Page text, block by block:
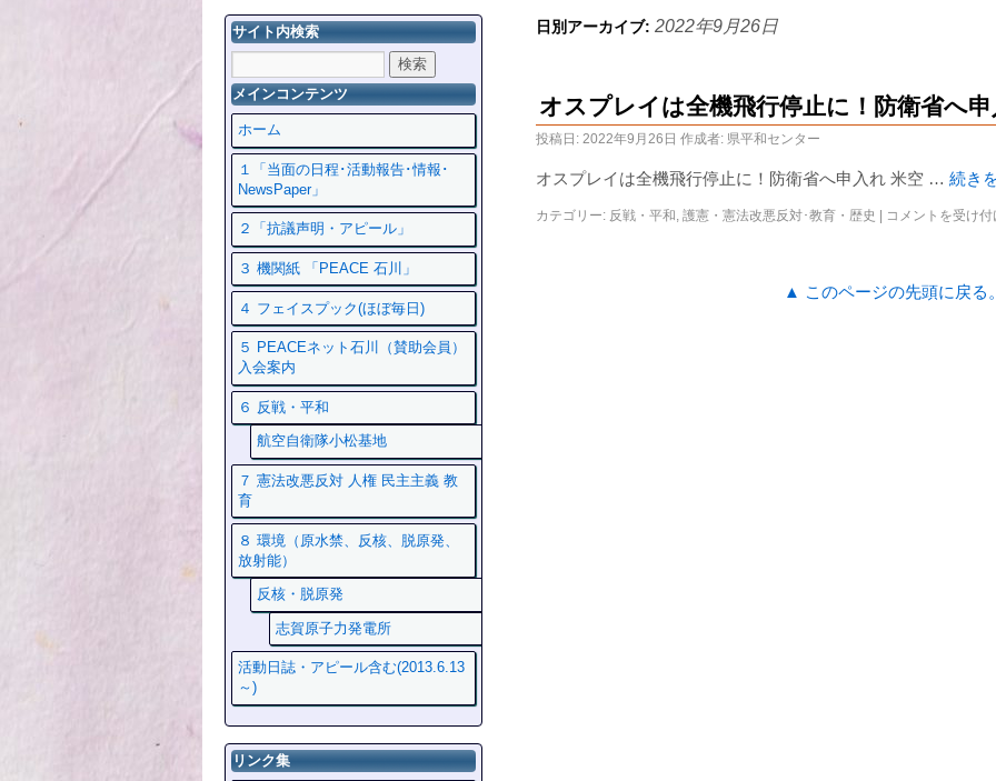
日別アーカイブ: 2022年9月26日
オスプレイは全機飛行停止に！防衛省へ
投稿日: 2022年9月26日 作成者: 県平和センター
オスプレイは全機飛行停止に！防衛省へ申入れ 米空 … 続き
カテゴリー: 反戦・平和, 護憲・憲法改悪反対･教育・歴史 コメントを受け
▲ このページの先頭に戻
サイト内検索
メインコンテンツ
ホーム
１「当面の日程･活動報告･情報･
NewsPaper」
２「抗議声明・アピール」
３ 機関紙 「PEACE 石川」
４ フェイスプック(ほぼ毎日)
５ PEACEネット石川（賛助会員）
入会案内
６ 反戦・平和
航空自衛隊小松基地
７ 憲法改悪反対 人権 民主主義 教
育
８ 環境（原水禁、反核、脱原発、
放射能）
反核・脱原発
志賀原子力発電所
活動日誌・アピール含む(2013.6.13
～)
リンク集